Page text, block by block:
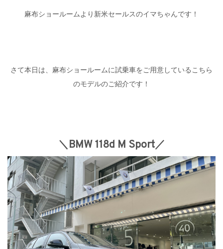
麻布ショールームより新米セールスのイマちゃんです！
さて本日は、麻布ショールームに試乗車をご用意しているこちら
のモデルのご紹介です！
＼BMW 118d M Sport／